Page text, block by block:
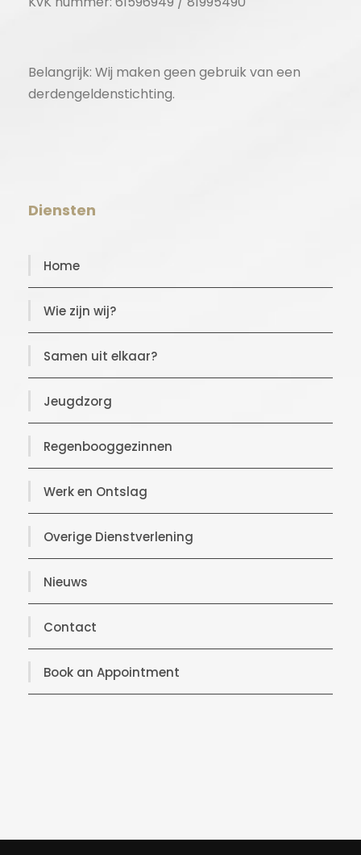
Belangrijk: Wij maken geen gebruik van een
derdengeldenstichting.
Diensten
Home
Wie zijn wij?
Samen uit elkaar?
Jeugdzorg
Regenbooggezinnen
Werk en Ontslag
Overige Dienstverlening
Nieuws
Contact
Book an Appointment